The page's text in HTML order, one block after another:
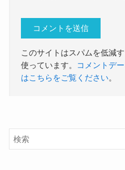
このサイトはスパムを低減
使っています。
コメントデ
はこちらをご覧ください。